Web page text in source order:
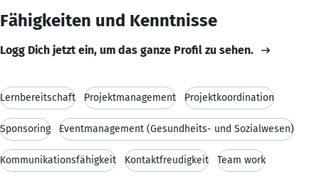
Fähigkeiten und Kenntnisse
Logg Dich jetzt ein, um das ganze Profil zu sehen.
Lernbereitschaft Projektmanagement Projektkoordination
Sponsoring Eventmanagement (Gesundheits- und Sozialwesen)
Kommunikationsfähigkeit Kontaktfreudigkeit Team work